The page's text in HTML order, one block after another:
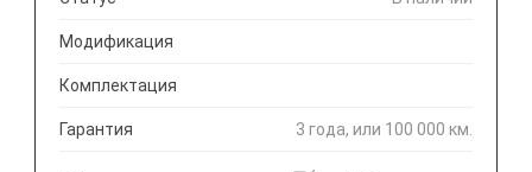
Модификация
Комплектация
Гарантия 3 года, или 100 000 км.